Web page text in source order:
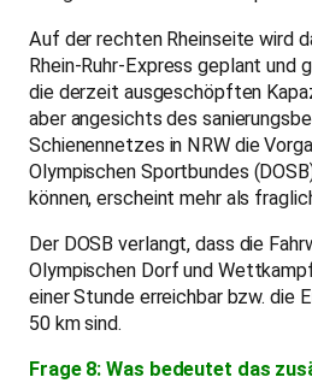
Auf der rechten Rheinseite wird
Rhein-Ruhr-Express geplant und
die derzeit ausgeschöpften
aber angesichts des
Schienennetzes in NRW die
Olympischen Sportbundes
können, erscheint mehr als
Der DOSB verlangt, dass die
Olympischen Dorf und
einer Stunde erreichbar bzw. die
50 km sind.
Frage 8: Was bedeutet das